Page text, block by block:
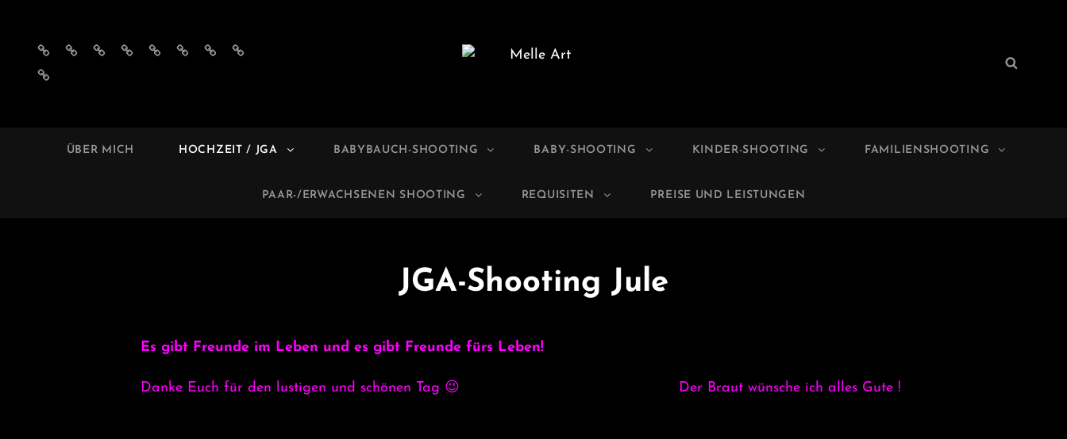
Impressum
Datenschutzerklärung
AGB
Privatsphäre-
HistorieEinwilligungen
Privatsphäre-
Historie
Einwilligungen
Search
ÜBER MICH HOCHZEIT / JGA BABYBAUCH-SHOOTING BABY-SHOOTING KINDER-SHOOTING FAMILIENSHOOTING
PAAR-/ERWACHSENEN SHOOTING REQUISITEN PREISE UND LEISTUNGEN
JGA-Shooting Jule
Es gibt Freunde im Leben und es gibt Freunde fürs Leben!
Danke Euch für den lustigen und schönen Tag 😉 Der Braut wünsche ich alles Gute !